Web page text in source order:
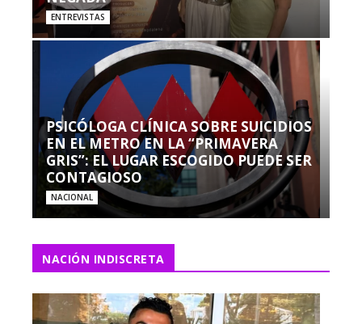
ENTREVISTAS
PSICÓLOGA CLÍNICA SOBRE SUICIDIOS
EN EL METRO EN LA “PRIMAVERA
GRIS”: EL LUGAR ESCOGIDO PUEDE SER
CONTAGIOSO
NACIONAL
NACIÓN INDISCRETA